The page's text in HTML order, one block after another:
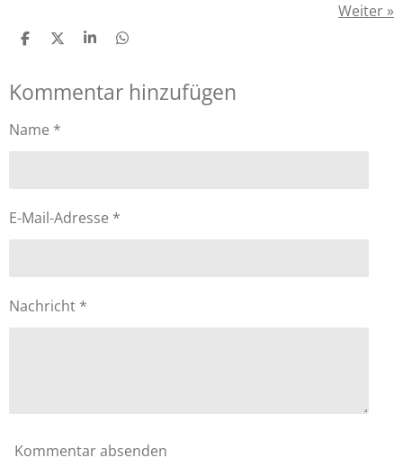
Weiter »
T
l
e
T
l
e
T
l
e
T
l
Kommentar hinzufügen
Name *
E-Mail-Adresse *
Nachricht *
Kommentar absenden